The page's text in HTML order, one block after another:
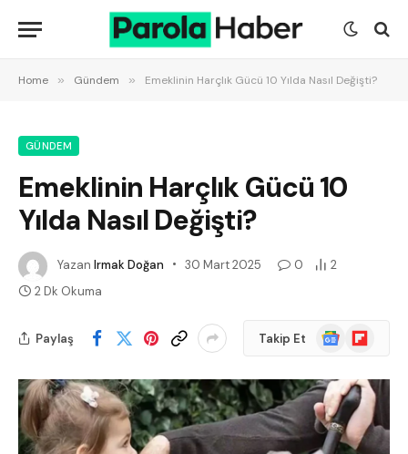
Home » Gündem » Emeklinin Harçlık Gücü 10 Yılda Nasıl Değişti?
GÜNDEM
Emeklinin Harçlık Gücü 10
Yılda Nasıl Değişti?
Yazan Irmak Doğan 30 Mart 2025 0
2
2 Dk Okuma
Paylaş Takip Et
Google
News
Flipboard